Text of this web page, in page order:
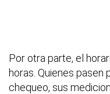
Por otra parte, el
horas. Quienes pasen
chequeo, sus